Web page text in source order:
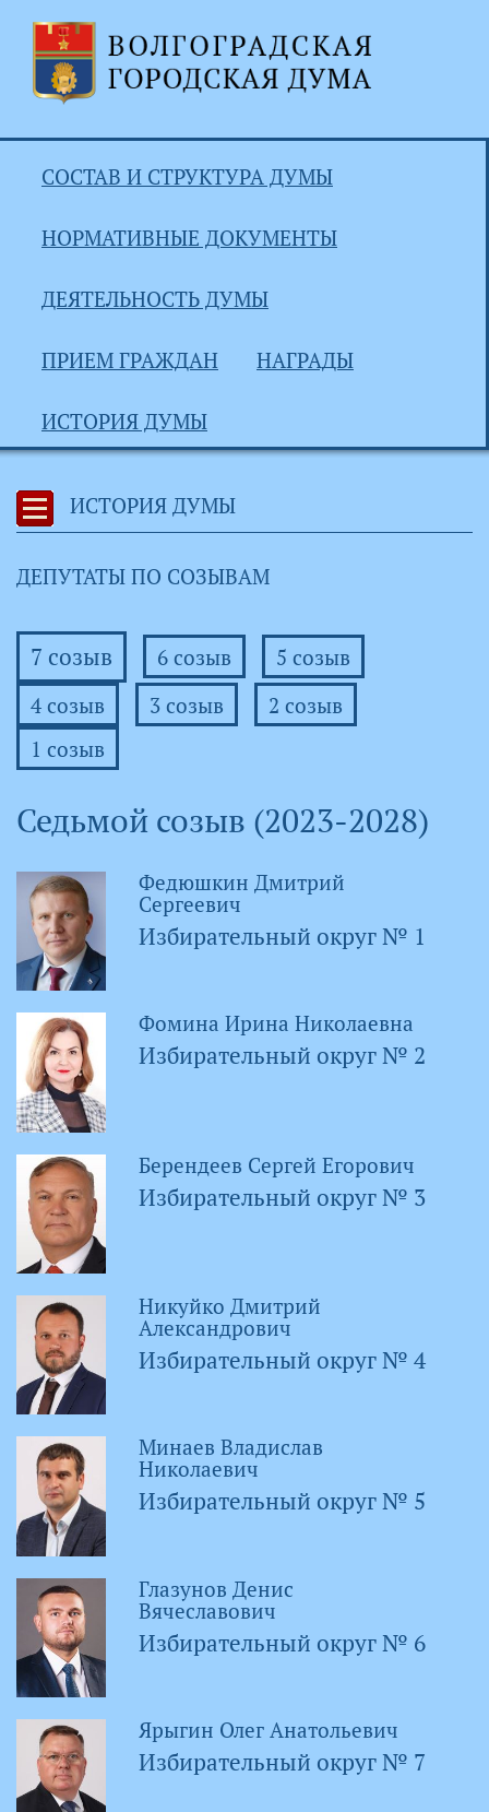
СОСТАВ И СТРУКТУРА ДУМЫ
НОРМАТИВНЫЕ ДОКУМЕНТЫ
ДЕЯТЕЛЬНОСТЬ ДУМЫ
ПРИЕМ ГРАЖДАН НАГРАДЫ
ИСТОРИЯ ДУМЫ
ИСТОРИЯ ДУМЫ
ДЕПУТАТЫ ПО СОЗЫВАМ
7 созыв 6 созыв
5 созыв
4 созыв
3 созыв
2 созыв
1 созыв
Седьмой созыв (2023-2028)
Федюшкин Дмитрий
Сергеевич
Избирательный округ № 1
Фомина Ирина Николаевна
Избирательный округ № 2
Берендеев Сергей Егорович
Избирательный округ № 3
Никуйко Дмитрий
Александрович
Избирательный округ № 4
Минаев Владислав
Николаевич
Избирательный округ № 5
Глазунов Денис
Вячеславович
Избирательный округ № 6
Ярыгин Олег Анатольевич
Избирательный округ № 7